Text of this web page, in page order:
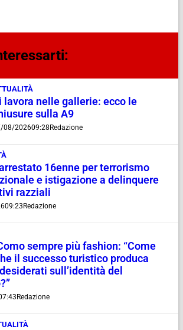
lavora nelle gallerie: ecco le
sulla A9
08/202609:28 Redazione
16enne per terrorismo
e istigazione a delinquere
razziali
09:23 Redazione
sempre più fashion: “Come
il successo turistico produca
sull’identità del
Redazione